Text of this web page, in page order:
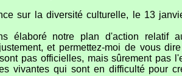
sur la diversité culturelle, le 13
élaboré notre plan d'action relatif
et permettez-moi de vous
pas officielles, mais sûrement pas
vivantes qui sont en difficulté pour